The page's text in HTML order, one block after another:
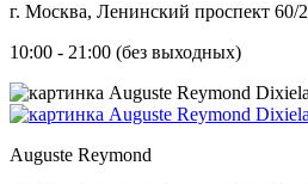
г. Москва, Ленинский проспект 60/2
10:00 - 21:00 (без выходных)
Auguste Reymond